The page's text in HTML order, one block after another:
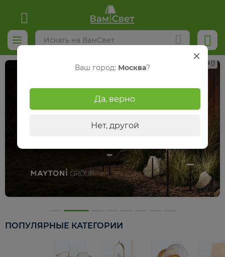
Реклама
ПОПУЛЯРНЫЕ КАТЕГОРИИ
Ваш город: Москва?
Да, верно
Нет, другой